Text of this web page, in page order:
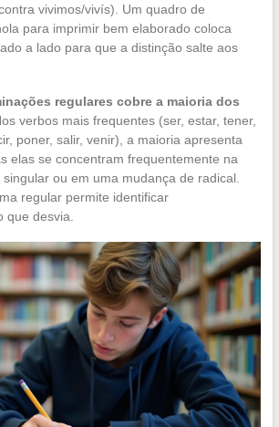
vivimos/vivís). Um quadro de
para imprimir bem elaborado coloca
a lado para que a distinção salte aos
regulares cobre a maioria dos
verbos mais frequentes (ser, estar, tener,
poner, salir, venir), a maioria apresenta
elas se concentram frequentemente na
ou em uma mudança de radical.
regular permite identificar
que desvia.